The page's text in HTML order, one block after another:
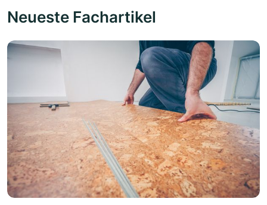
Neueste Fachartikel